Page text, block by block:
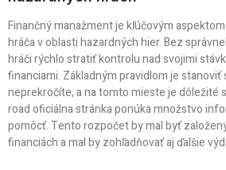
Finančný manažment je kľúčovým
hráča v oblasti hazardných hier. Bez
hráči rýchlo stratiť kontrolu nad svojimi
financiami. Základným pravidlom je
neprekročíte, a na tomto mieste je dôležité
road oficiálna stránka ponúka množstvo
pomôcť. Tento rozpočet by mal byť
financiách a mal by zohľadňovať aj ďalšie